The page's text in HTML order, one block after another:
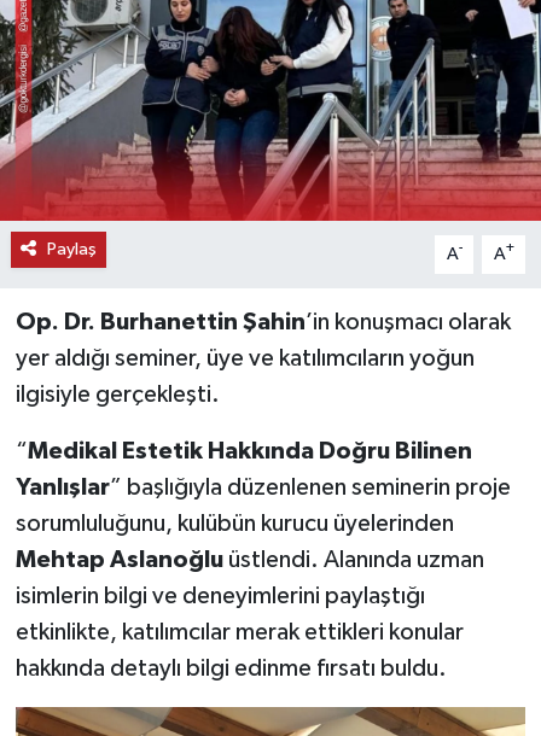
Paylaş A- A+
Op. Dr. Burhanettin Şahin’in konuşmacı olarak
yer aldığı seminer, üye ve katılımcıların yoğun
ilgisiyle gerçekleşti.
“Medikal Estetik Hakkında Doğru Bilinen
Yanlışlar” başlığıyla düzenlenen seminerin proje
sorumluluğunu, kulübün kurucu üyelerinden
Mehtap Aslanoğluüstlendi. Alanında uzman
isimlerin bilgi ve deneyimlerini paylaştığı
etkinlikte, katılımcılar merak ettikleri konular
hakkında detaylı bilgi edinme fırsatı buldu.
ÖZEL HABER
SAĞLIK
SPOR
TEKNOLOJİ
TİCARET
YAŞAM